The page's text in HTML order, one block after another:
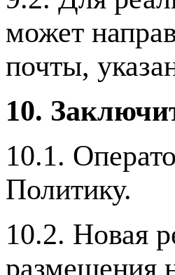
может
почты,
10.
10.1.
Политику.
10.2. Новая
размещения